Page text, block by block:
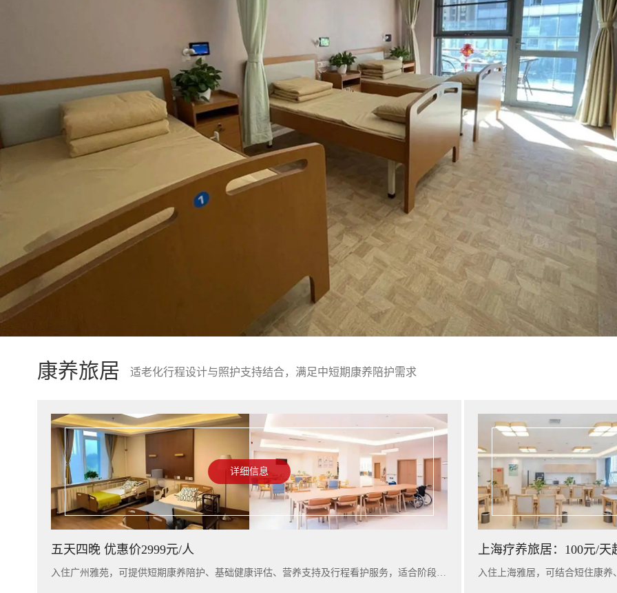
康养旅居 适老化行程设计与照护支持结合，满足中短期康养陪护需求
详细信息
五天四晚 优惠价2999元/人
入住广州雅苑，可提供短期康养陪护、基础健康评估、营养支持及行程看护服务，适合阶段性休养与家庭陪护衔接。
上海疗养旅居：100元/天